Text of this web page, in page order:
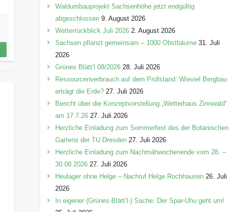
o
i
e
Waldumbauprojekt Sachsenhöhe jetzt endgültig
abgeschlossen 9. August 2026
Wetterrückblick Juli 2026 2. August 2026
Sachsen pflanzt gemeinsam – 1000 Obstbäume 31. Juli
2026
Grünes Blätt’l 08/2026 28. Juli 2026
Ressourcenverbrauch auf dem Prüfstand: Wieviel Bergbau
erträgt die Erde? 27. Juli 2026
Bericht über die Konzeptvorstellung „Wetterhaus Zinnwald“
am 17.7.26 27. Juli 2026
Herzliche Einladung zum Sommerfest des der Botanischen
Gartens der TU Dresden 27. Juli 2026
Herzliche Einladung zum Nachmähwochenende vom 28. –
30.08.2026 27. Juli 2026
Heulager ohne Helge – Nachruf Helge Rochhausen 26. Juli
2026
In eigener (Grünes-Blätt’l-) Sache: Der Spar-Uhu geht um!